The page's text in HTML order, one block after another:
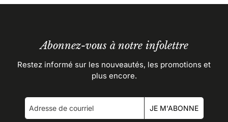
Abonnez-vous à notre infolettre
Restez informé sur les nouveautés, les promotions et
plus encore.
JE M'ABONNE